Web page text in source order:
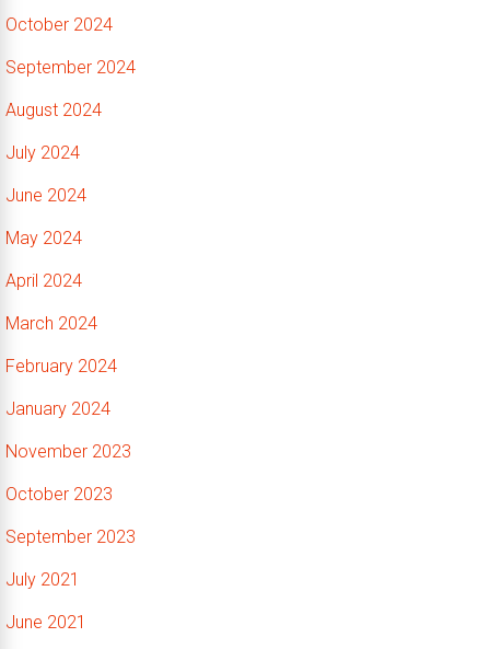
October 2024
September 2024
August 2024
July 2024
June 2024
May 2024
April 2024
March 2024
February 2024
January 2024
November 2023
October 2023
September 2023
July 2021
June 2021